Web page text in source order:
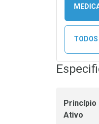
Princípio
Ativo